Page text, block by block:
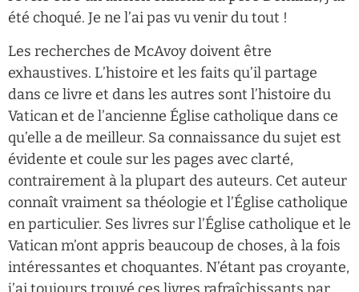
été choqué. Je ne l’ai pas vu venir du tout !
Les recherches de McAvoy doivent être
exhaustives. L’histoire et les faits qu’il partage
dans ce livre et dans les autres sont l’histoire du
Vatican et de l’ancienne Église catholique dans ce
qu’elle a de meilleur. Sa connaissance du sujet est
évidente et coule sur les pages avec clarté,
contrairement à la plupart des auteurs. Cet auteur
connaît vraiment sa théologie et l’Église catholique
en particulier. Ses livres sur l’Église catholique et le
Vatican m’ont appris beaucoup de choses, à la fois
intéressantes et choquantes. N’étant pas croyante,
j’ai toujours trouvé ces livres rafraîchissants par